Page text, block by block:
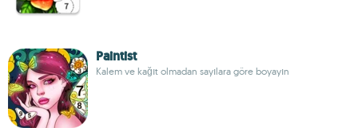
Paintist
Kalem ve kağıt olmadan sayılara göre boyayın